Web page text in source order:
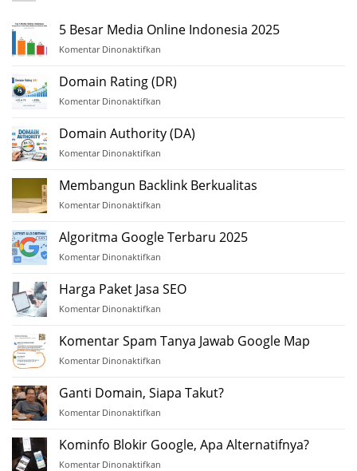
5 Besar Media Online Indonesia 2025
Komentar Dinonaktifkan
Besar
Media
2025
Domain Rating (DR)
Komentar Dinonaktifkan
Rating
(DR)
Domain Authority (DA)
Komentar Dinonaktifkan
Authority
(DA)
Membangun Backlink Berkualitas
Komentar Dinonaktifkan
Backlink
Berkualitas
Algoritma Google Terbaru 2025
Komentar Dinonaktifkan
Google
Terbaru
Harga Paket Jasa SEO
Komentar Dinonaktifkan
Paket
Jasa
Komentar Spam Tanya Jawab Google Map
Komentar Dinonaktifkan
Tanya
Map
Ganti Domain, Siapa Takut?
Komentar Dinonaktifkan
Domain,
Siapa
Kominfo Blokir Google, Apa Alternatifnya?
Komentar Dinonaktifkan